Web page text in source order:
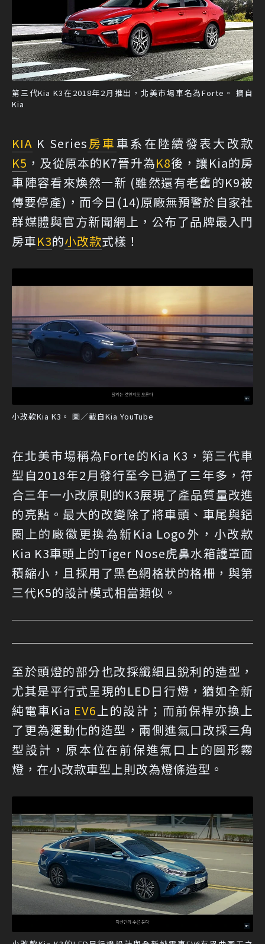
第三代Kia K3在2018年2月推出，北美市場車名為Forte。 摘自
Kia
KIA K Series房車車系在陸續發表大改款
K5 ，及從原本的K7晉升為K8後，讓Kia的房
車陣容看來煥然一新 (雖然還有老舊的K9被
傳要停產)，而今日(14)原廠無預警於自家社
群媒體與官方新聞網上，公布了品牌最入門
房車K3的小改款式樣！
小改款Kia K3。 圖／截自Kia YouTube
在北美市場稱為Forte的Kia K3，第三代車
型自2018年2月發行至今已過了三年多，符
合三年一小改原則的K3展現了產品質量改進
的亮點。最大的改變除了將車頭、車尾與鋁
圈上的廠徽更換為新Kia Logo外，小改款
Kia K3車頭上的Tiger Nose虎鼻水箱護罩面
積縮小，且採用了黑色網格狀的格柵，與第
三代K5的設計模式相當類似。
至於頭燈的部分也改採纖細且銳利的造型，
尤其是平行式呈現的LED日行燈，猶如全新
純電車Kia EV6 上的設計；而前保桿亦換上
了更為運動化的造型，兩側進氣口改採三角
型設計，原本位在前保進氣口上的圓形霧
燈，在小改款車型上則改為燈條造型。